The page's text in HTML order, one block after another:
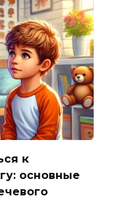
к
основные